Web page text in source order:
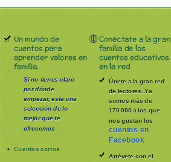
Un mundo de
cuentos para
aprender valores en
familia.
Si no tienes claro
por dónde
empezar, esta una
selección de lo
mejor que te
ofrecemos
Cuentos cortos
Conéctate a la gran
familia de los
cuentos educativos
en la red
Únete a la gran red
de lectores. Ya
somos más de
170.000 a los que
nos gustan los
cuentos en
Facebook
Atrévete con el